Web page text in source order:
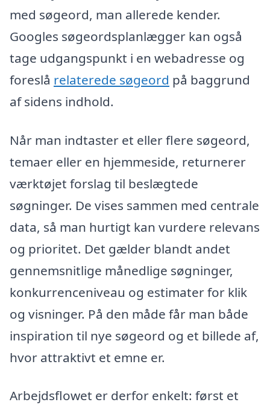
med søgeord, man allerede kender.
Googles søgeordsplanlægger kan også
tage udgangspunkt i en webadresse og
foreslå relaterede søgeord på baggrund
af sidens indhold.
Når man indtaster et eller flere søgeord,
temaer eller en hjemmeside, returnerer
værktøjet forslag til beslægtede
søgninger. De vises sammen med centrale
data, så man hurtigt kan vurdere relevans
og prioritet. Det gælder blandt andet
gennemsnitlige månedlige søgninger,
konkurrenceniveau og estimater for klik
og visninger. På den måde får man både
inspiration til nye søgeord og et billede af,
hvor attraktivt et emne er.
Arbejdsflowet er derfor enkelt: først et